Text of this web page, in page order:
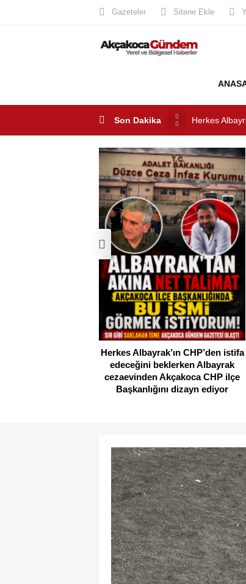
Gazeteler Sitene Ekle
Son Dakika
Akçakoca’da
Saklı Koy
Herkes
Akçakoca
Herkes Albayrak’ın CHP’den istifa
edeceğini beklerken Albayrak
cezaevinden Akçakoca CHP ilçe
Başkanlığını dizayn ediyor